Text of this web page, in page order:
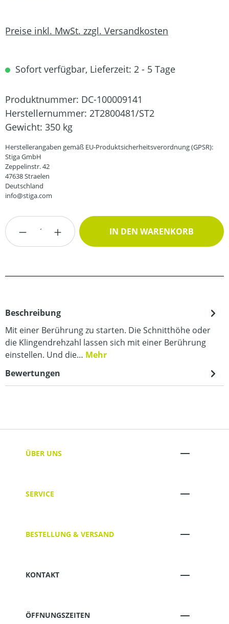
Preise inkl. MwSt. zzgl. Versandkosten
Sofort verfügbar, Lieferzeit: 2 - 5 Tage
Produktnummer: DC-100009141
Herstellernummer: 2T2800481/ST2
Gewicht: 350 kg
Herstellerangaben gemäß EU-Produktsicherheitsverordnung (GPSR):
Stiga GmbH
Zeppelinstr. 42
47638 Straelen
Deutschland
info@stiga.com
Produkt Anzahl: Gib den gewünschten
IN DEN WARENKORB
Beschreibung
Mit einer Berührung zu starten. Die Schnitthöhe oder
die Klingendrehzahl lassen sich mit einer Berührung
einstellen. Und die… Mehr
Bewertungen
ÜBER UNS
SERVICE
BESTELLUNG & VERSAND
KONTAKT
ÖFFNUNGSZEITEN